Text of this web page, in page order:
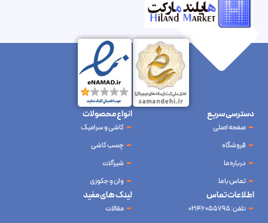
دسترسی سریع
صفحه اصلی
فروشگاه
درباره ما
تماس با ما
انواع محصولات
کاشی و سرامیک
چسب کاشی
شیرآلات
وان و جکوزی
لینک های مفید
مقالات
اطلاعات تماس
تلفن: 02146055795